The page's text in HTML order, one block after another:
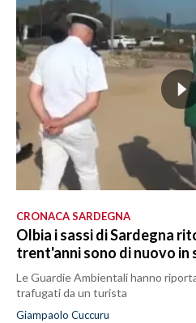
CRONACA SARDEGNA
Olbia i sassi di Sardegna
trent'anni sono di nuovo in
Le Guardie Ambientali hanno
trafugati da un turista
Giampaolo Cuccuru